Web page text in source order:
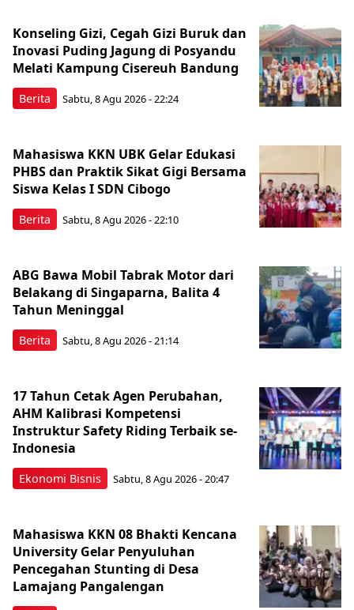
Berita
Konseling Gizi, Cegah Gizi Buruk dan
Inovasi Puding Jagung di Posyandu
Melati Kampung Cisereuh Bandung
Sabtu, 8 Agu 2026 - 22:24
Berita
Mahasiswa KKN UBK Gelar Edukasi
PHBS dan Praktik Sikat Gigi Bersama
Siswa Kelas I SDN Cibogo
Sabtu, 8 Agu 2026 - 22:10
Berita
ABG Bawa Mobil Tabrak Motor dari
Belakang di Singaparna, Balita 4
Tahun Meninggal
Sabtu, 8 Agu 2026 - 21:14
Ekonomi Bisnis
17 Tahun Cetak Agen Perubahan,
AHM Kalibrasi Kompetensi
Instruktur Safety Riding Terbaik se-
Indonesia
Sabtu, 8 Agu 2026 - 20:47
Mahasiswa KKN 08 Bhakti Kencana
University Gelar Penyuluhan
Pencegahan Stunting di Desa
Lamajang Pangalengan